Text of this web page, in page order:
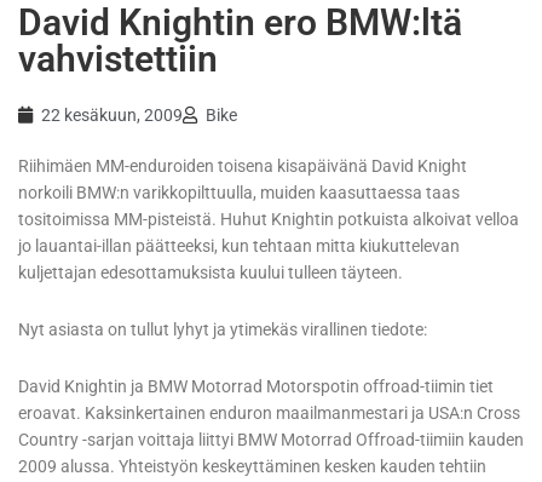
David Knightin ero BMW:ltä
vahvistettiin
22 kesäkuun, 2009 Bike
Riihimäen MM-enduroiden toisena kisapäivänä David Knight
norkoili BMW:n varikkopilttuulla, muiden kaasuttaessa taas
tositoimissa MM-pisteistä. Huhut Knightin potkuista alkoivat velloa
jo lauantai-illan päätteeksi, kun tehtaan mitta kiukuttelevan
kuljettajan edesottamuksista kuului tulleen täyteen.
Nyt asiasta on tullut lyhyt ja ytimekäs virallinen tiedote:
David Knightin ja BMW Motorrad Motorspotin offroad-tiimin tiet
eroavat. Kaksinkertainen enduron maailmanmestari ja USA:n Cross
Country -sarjan voittaja liittyi BMW Motorrad Offroad-tiimiin kauden
2009 alussa. Yhteistyön keskeyttäminen kesken kauden tehtiin